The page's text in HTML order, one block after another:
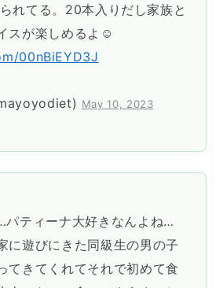
れてる。20本入りだし家族と
スが楽しめるよ☺️
00nBiEYD3J
May 10, 2023
パティーナ大好きなんよね…
に遊びにきた同級生の男の子
てきてくれてそれで初めて食